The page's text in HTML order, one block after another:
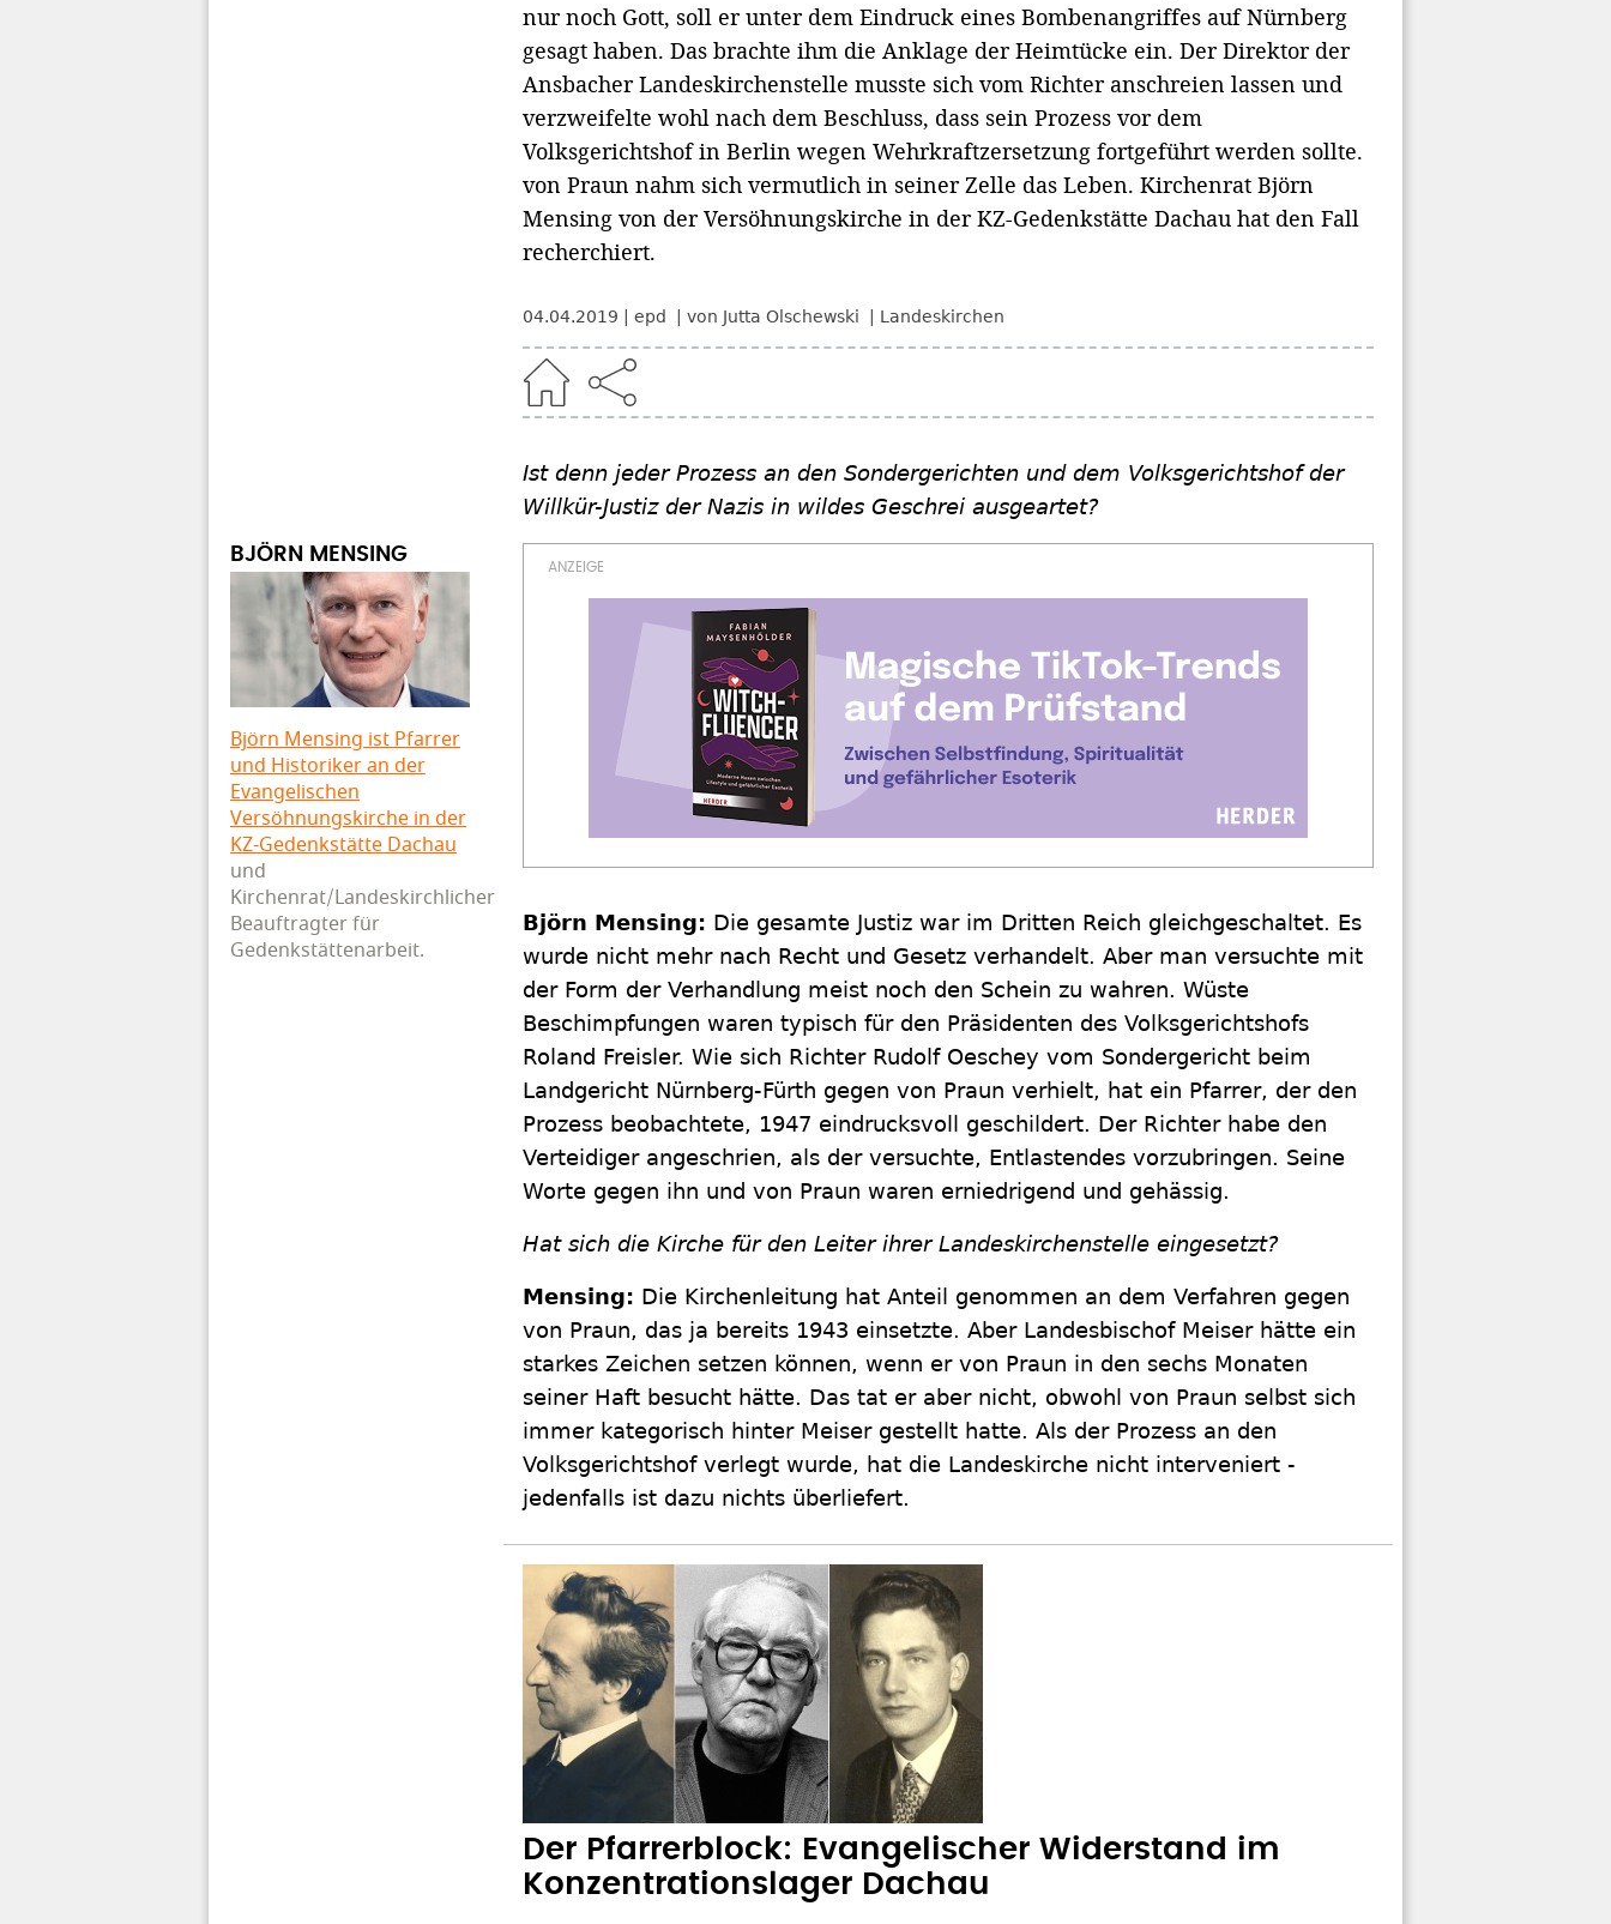
nur noch Gott, soll er unter dem Eindruck eines Bombenangriffes auf Nürnberg
gesagt haben. Das brachte ihm die Anklage der Heimtücke ein. Der Direktor der
Ansbacher Landeskirchenstelle musste sich vom Richter anschreien lassen und
verzweifelte wohl nach dem Beschluss, dass sein Prozess vor dem
Volksgerichtshof in Berlin wegen Wehrkraftzersetzung fortgeführt werden sollte.
von Praun nahm sich vermutlich in seiner Zelle das Leben. Kirchenrat Björn
Mensing von der Versöhnungskirche in der KZ-Gedenkstätte Dachau hat den Fall
recherchiert.
04.04.2019 epd von Jutta Olschewski Landeskirchen
Ist denn jeder Prozess an den Sondergerichten und dem Volksgerichtshof der
Willkür-Justiz der Nazis in wildes Geschrei ausgeartet?
BJÖRN MENSING
Björn Mensing ist Pfarrer
und Historiker an der
Evangelischen
Versöhnungskirche in der
KZ-Gedenkstätte Dachau
und
Kirchenrat/Landeskirchlicher
Beauftragter für
Gedenkstättenarbeit.
Björn Mensing: Die gesamte Justiz war im Dritten Reich gleichgeschaltet. Es
wurde nicht mehr nach Recht und Gesetz verhandelt. Aber man versuchte mit
der Form der Verhandlung meist noch den Schein zu wahren. Wüste
Beschimpfungen waren typisch für den Präsidenten des Volksgerichtshofs
Roland Freisler. Wie sich Richter Rudolf Oeschey vom Sondergericht beim
Landgericht Nürnberg-Fürth gegen von Praun verhielt, hat ein Pfarrer, der den
Prozess beobachtete, 1947 eindrucksvoll geschildert. Der Richter habe den
Verteidiger angeschrien, als der versuchte, Entlastendes vorzubringen. Seine
Worte gegen ihn und von Praun waren erniedrigend und gehässig.
Hat sich die Kirche für den Leiter ihrer Landeskirchenstelle eingesetzt?
Mensing: Die Kirchenleitung hat Anteil genommen an dem Verfahren gegen
von Praun, das ja bereits 1943 einsetzte. Aber Landesbischof Meiser hätte ein
starkes Zeichen setzen können, wenn er von Praun in den sechs Monaten
seiner Haft besucht hätte. Das tat er aber nicht, obwohl von Praun selbst sich
immer kategorisch hinter Meiser gestellt hatte. Als der Prozess an den
Volksgerichtshof verlegt wurde, hat die Landeskirche nicht interveniert -
jedenfalls ist dazu nichts überliefert.
Der Pfarrerblock: Evangelischer Widerstand im
Konzentrationslager Dachau